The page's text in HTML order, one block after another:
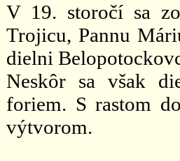
V 19. storočí sa
Trojicu, Pannu
dielni
Neskôr sa však
foriem. S rastom
výtvorom.